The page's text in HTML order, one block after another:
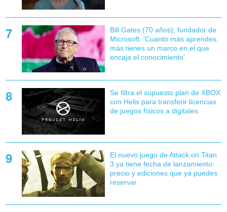
Bill Gates (70 años), fundador de
Microsoft: 'Cuanto más aprendes,
más tienes un marco en el que
encaja el conocimiento'
Se filtra el supuesto plan de XBOX
con Helix para transferir licencias
de juegos físicos a digitales
El nuevo juego de Attack on Titan
3 ya tiene fecha de lanzamiento:
precio y ediciones que ya puedes
reservar